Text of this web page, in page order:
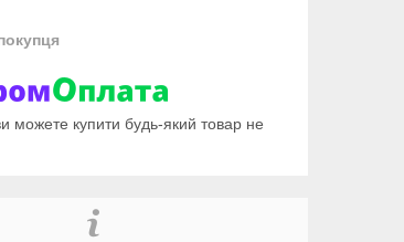
можете купити будь-який товар не